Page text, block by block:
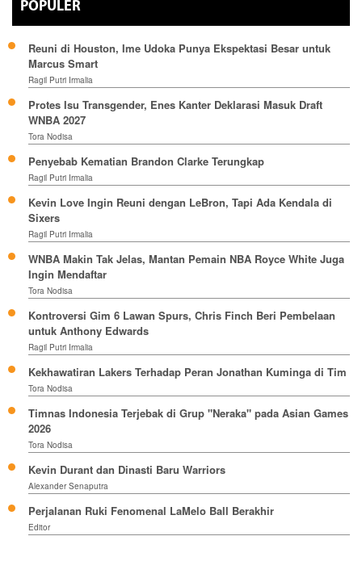
POPULER
Reuni di Houston, Ime Udoka Punya Ekspektasi Besar untuk
Marcus Smart
Ragil Putri Irmalia
Protes Isu Transgender, Enes Kanter Deklarasi Masuk Draft
WNBA 2027
Tora Nodisa
Penyebab Kematian Brandon Clarke Terungkap
Ragil Putri Irmalia
Kevin Love Ingin Reuni dengan LeBron, Tapi Ada Kendala di
Sixers
Ragil Putri Irmalia
WNBA Makin Tak Jelas, Mantan Pemain NBA Royce White Juga
Ingin Mendaftar
Tora Nodisa
Kontroversi Gim 6 Lawan Spurs, Chris Finch Beri Pembelaan
untuk Anthony Edwards
Ragil Putri Irmalia
Kekhawatiran Lakers Terhadap Peran Jonathan Kuminga di Tim
Tora Nodisa
Timnas Indonesia Terjebak di Grup "Neraka" pada Asian Games
2026
Tora Nodisa
Kevin Durant dan Dinasti Baru Warriors
Alexander Senaputra
Perjalanan Ruki Fenomenal LaMelo Ball Berakhir
Editor